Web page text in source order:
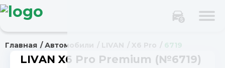
Главная Автомобили 6719
LIVAN X6 Pro Premium (№6719)